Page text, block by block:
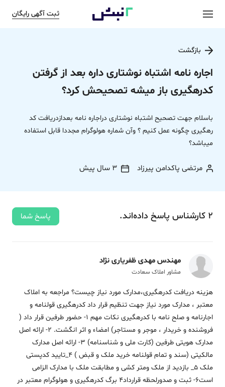
ثبت آگهی رایگان
بازگشت
اجاره نامه اشتباه نوشتاری داره بعد از گرفتن
کدرهگیری باز میشه تصحیحش کرد؟
باسلام جهت تصحیح اشتباه نوشتاری دراجاره نامه بعدازدریافت کد
رهگیری چگونه عمل کنیم ؟ وآن شماره هولوگرام مجددا قابل استفاده
میباشد؟
مرتضی پاکدامن پیرزاد 3 سال پیش
2 کارشناس پاسخ داده‌اند. پاسخ شما
مهندس مهدی ظفریاری نژاد
مشاور املاک سعادت
هزینه دریافت کدرهگیری،مدارک مورد نیاز چیست؟ مراجعه به املاک
معتبر ، مدارک مورد نیاز جهت تنظیم قرار داد کدرهگیری قولنامه و
اجارنامه و صلح نامه با کدرهگیری نکات مهم 1- حضور طرفین قرار داد (
فروشنده و خریدار ، موجر و مستاجر) امضاء و اثر انگشت. 2- ارائه اصل
مدارک هویتی طرفین (کارت ملی و شناسنامه) 3- ارائه اصل مدارک
مالکیتی (سند و تمام قولنامه خرید ملک و قبض ) 4_تایید کدپستی
ملک 5_ بازدید از ملک ومتر کشی و مطابقت ملک با مدارک الزامی
است6- ثبت و صدورلحظه قرارداد4 برگ کدرهگیری و هولوگرام معتبر در